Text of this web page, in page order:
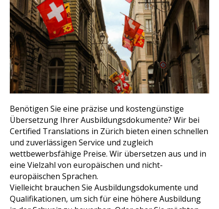
Benötigen Sie eine präzise und kostengünstige
Übersetzung Ihrer Ausbildungsdokumente? Wir bei
Certified Translations in Zürich bieten einen schnellen
und zuverlässigen Service und zugleich
wettbewerbsfähige Preise. Wir übersetzen aus und in
eine Vielzahl von europäischen und nicht-
europäischen Sprachen.
Vielleicht brauchen Sie Ausbildungsdokumente und
Qualifikationen, um sich für eine höhere Ausbildung